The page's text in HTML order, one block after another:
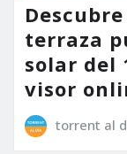
terraza
solar del
visor
torrent al